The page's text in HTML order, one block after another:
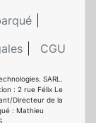
CGU
SARL.
: 2 rue Félix Le
Directeur de la
: Mathieu